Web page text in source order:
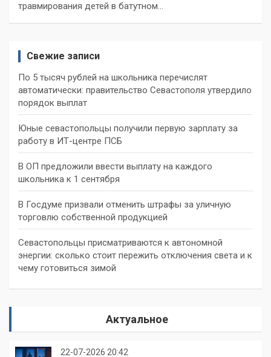
травмирования детей в батутном…
Свежие записи
По 5 тысяч рублей на школьника перечислят
автоматически: правительство Севастополя утвердило
порядок выплат
Юные севастопольцы получили первую зарплату за
работу в ИТ-центре ПСБ
В ОП предложили ввести выплату на каждого
школьника к 1 сентября
В Госдуме призвали отменить штрафы за уличную
торговлю собственной продукцией
Севастопольцы присматриваются к автономной
энергии: сколько стоит пережить отключения света и к
чему готовиться зимой
Актуальное
22-07-2026 20:42